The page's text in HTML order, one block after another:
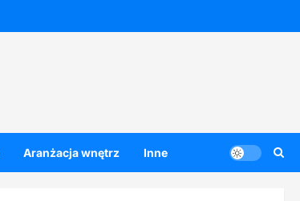
Aranżacja wnętrz Inne